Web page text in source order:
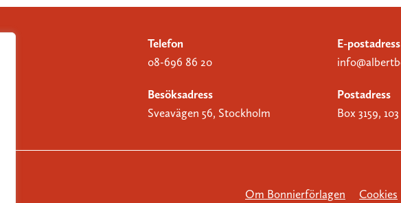
Telefon
08-696 86 20
E-postadress
Besöksadress
Sveavägen 56, Stockholm
Postadress
Box 3159,
Om Bonnierförlagen Cookies